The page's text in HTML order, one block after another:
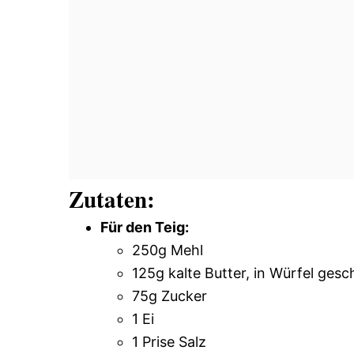
Zutaten:
Für den Teig:
250g Mehl
125g kalte Butter, in Würfel
75g Zucker
1 Ei
1 Prise Salz